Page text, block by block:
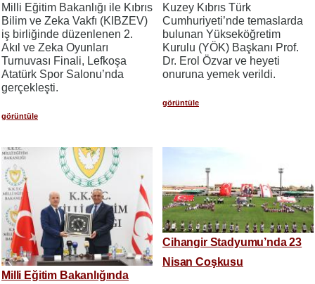
Milli Eğitim Bakanlığı ile Kıbrıs
Bilim ve Zeka Vakfı (KIBZEV)
iş birliğinde düzenlenen 2.
Akıl ve Zeka Oyunları
Turnuvası Finali, Lefkoşa
Atatürk Spor Salonu’nda
gerçekleşti.
görüntüle
Kuzey Kıbrıs Türk
Cumhuriyeti’nde temaslarda
bulunan Yükseköğretim
Kurulu (YÖK) Başkanı Prof.
Dr. Erol Özvar ve heyeti
onuruna yemek verildi.
görüntüle
Milli Eğitim Bakanlığında
Cihangir Stadyumu’nda 23
Nisan Coşkusu